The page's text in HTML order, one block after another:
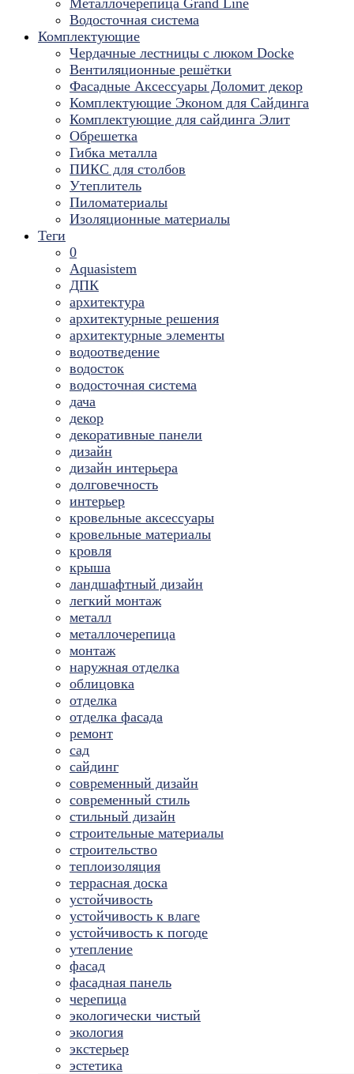
Металлочерепица Grand Line
Водосточная система
Комплектующие
Чердачные лестницы с люком Docke
Вентиляционные решётки
Фасадные Аксессуары Доломит декор
Комплектующие Эконом для Сайдинга
Комплектующие для cайдинга Элит
Обрешетка
Гибка металла
ПИКС для столбов
Утеплитель
Пиломатериалы
Изоляционные материалы
Теги
0
Aquasistem
ДПК
архитектура
архитектурные решения
архитектурные элементы
водоотведение
водосток
водосточная система
дача
декор
декоративные панели
дизайн
дизайн интерьера
долговечность
интерьер
кровельные аксессуары
кровельные материалы
кровля
крыша
ландшафтный дизайн
легкий монтаж
металл
металлочерепица
монтаж
наружная отделка
облицовка
отделка
отделка фасада
ремонт
сад
сайдинг
современный дизайн
современный стиль
стильный дизайн
строительные материалы
строительство
теплоизоляция
террасная доска
устойчивость
устойчивость к влаге
устойчивость к погоде
утепление
фасад
фасадная панель
черепица
экологически чистый
экология
экстерьер
эстетика